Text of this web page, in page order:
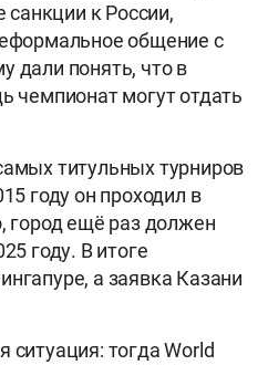
санкции к России,
общение с
дали понять, что в
чемпионат могут отдать
титульных турниров
году он проходил в
город ещё раз должен
году. В итоге
а заявка Казани
ситуация: тогда World